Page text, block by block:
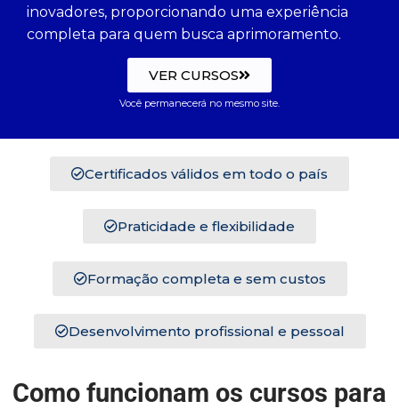
inovadores, proporcionando uma experiência
completa para quem busca aprimoramento.
VER CURSOS
Você permanecerá no mesmo site.
Certificados válidos em todo o país
Praticidade e flexibilidade
Formação completa e sem custos
Desenvolvimento profissional e pessoal
Como funcionam os cursos para